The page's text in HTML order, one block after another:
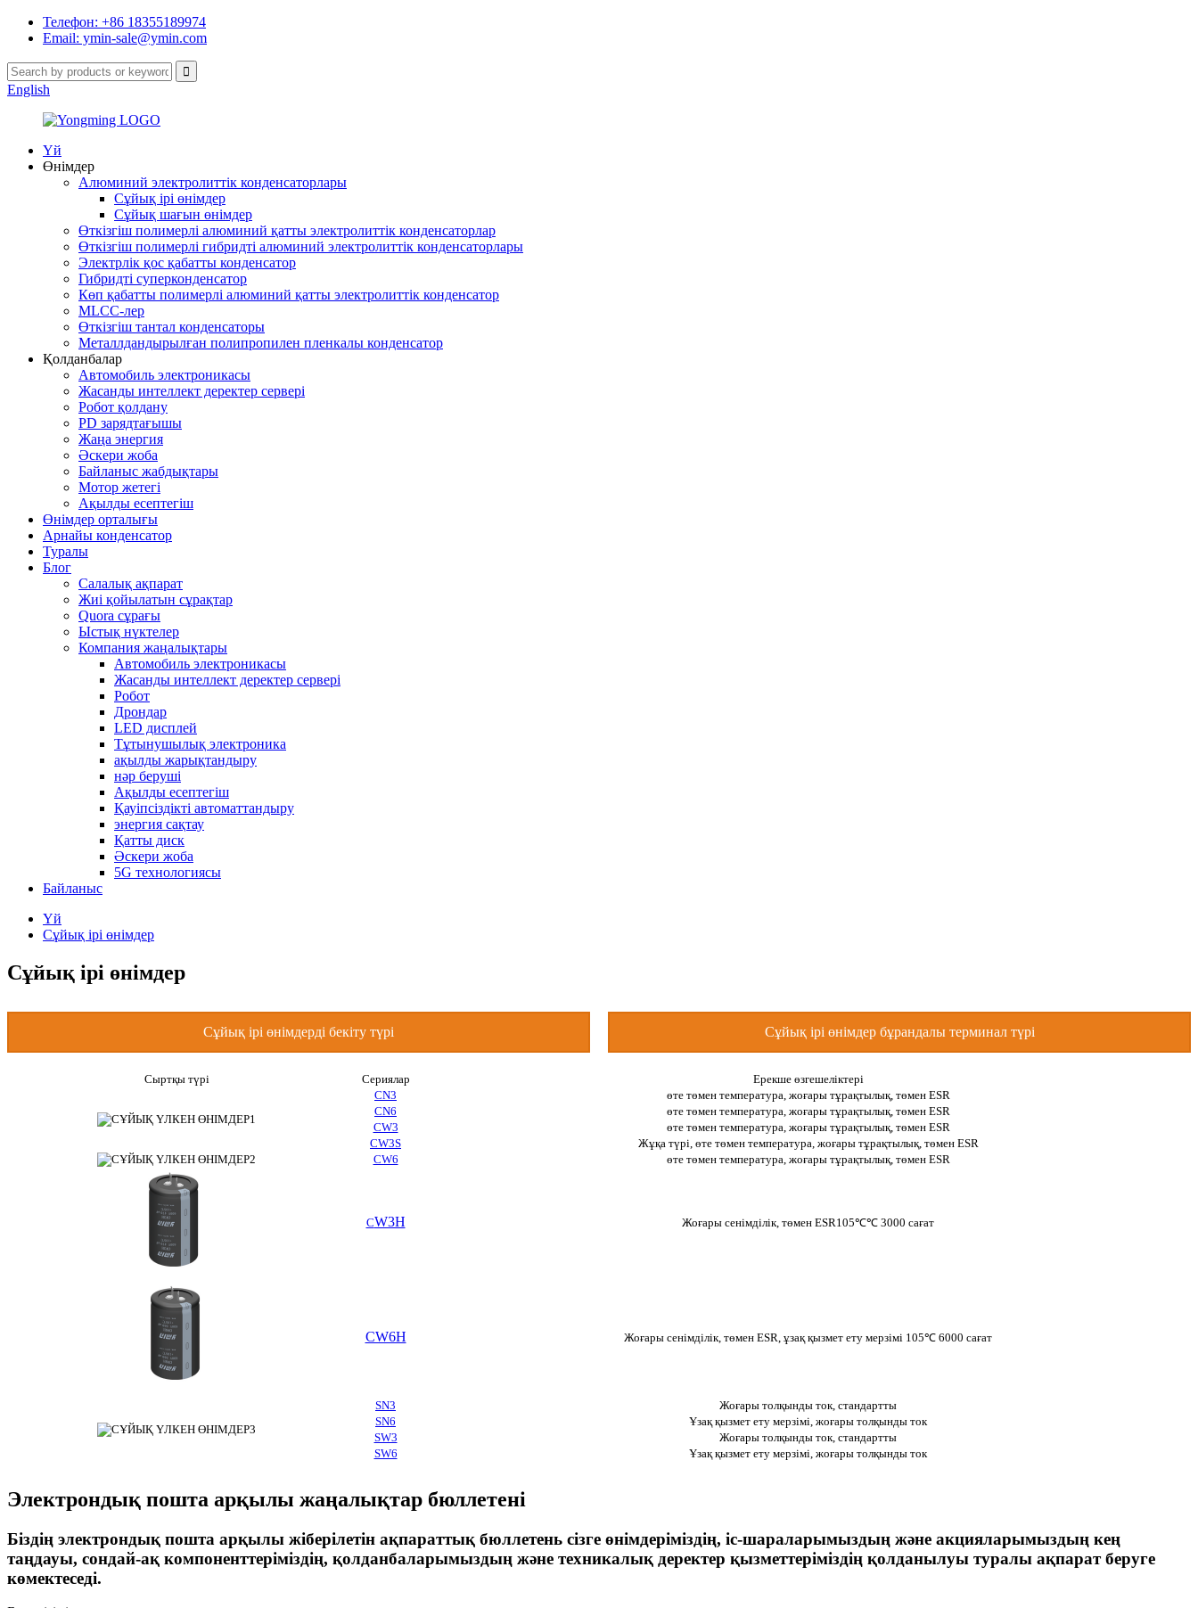
Телефон: +86 18355189974
Email: ymin-sale@ymin.com
English
Үй
Өнімдер
Алюминий электролиттік конденсаторлары
Сұйық ірі өнімдер
Сұйық шағын өнімдер
Өткізгіш полимерлі алюминий қатты электролиттік конденсаторлар
Өткізгіш полимерлі гибридті алюминий электролиттік конденсаторлары
Электрлік қос қабатты конденсатор
Гибридті суперконденсатор
Көп қабатты полимерлі алюминий қатты электролиттік конденсатор
MLCC-лер
Өткізгіш тантал конденсаторы
Металлдандырылған полипропилен пленкалы конденсатор
Қолданбалар
Автомобиль электроникасы
Жасанды интеллект деректер сервері
Робот қолдану
PD зарядтағышы
Жаңа энергия
Әскери жоба
Байланыс жабдықтары
Мотор жетегі
Ақылды есептегіш
Өнімдер орталығы
Арнайы конденсатор
Туралы
Блог
Салалық ақпарат
Жиі қойылатын сұрақтар
Quora сұрағы
Ыстық нүктелер
Компания жаңалықтары
Автомобиль электроникасы
Жасанды интеллект деректер сервері
Робот
Дрондар
LED дисплей
Тұтынушылық электроника
ақылды жарықтандыру
нәр беруші
Ақылды есептегіш
Қауіпсіздікті автоматтандыру
энергия сақтау
Қатты диск
Әскери жоба
5G технологиясы
Байланыс
Үй
Сұйық ірі өнімдер
Сұйық ірі өнімдер
Сұйық ірі өнімдерді бекіту түрі Сұйық ірі өнімдер бұрандалы терминал түрі
Сыртқы түрі Сериялар
Ерекше өзгешеліктері
CN3
өте төмен температура, жоғары тұрақтылық, төмен ESR
CN6
өте төмен температура, жоғары тұрақтылық, төмен ESR
CW3
өте төмен температура, жоғары тұрақтылық, төмен ESR
CW3S
Жұқа түрі, өте төмен температура, жоғары тұрақтылық, төмен ESR
CW6
өте төмен температура, жоғары тұрақтылық, төмен ESR
CW3H Жоғары сенімділік, төмен ESR105℃℃ 3000 сағат
CW6H Жоғары сенімділік, төмен ESR, ұзақ қызмет ету мерзімі 105℃ 6000 сағат
SN3
Жоғары толқынды ток, стандартты
SN6
Ұзақ қызмет ету мерзімі, жоғары толқынды ток
SW3
Жоғары толқынды ток, стандартты
SW6
Ұзақ қызмет ету мерзімі, жоғары толқынды ток
Электрондық пошта арқылы жаңалықтар бюллетені
Біздің электрондық пошта арқылы жіберілетін ақпараттық бюллетень сізге өнімдеріміздің, іс-шараларымыздың және акцияларымыздың кең
таңдауы, сондай-ақ компоненттеріміздің, қолданбаларымыздың және техникалық деректер қызметтеріміздің қолданылуы туралы ақпарат беруге
көмектеседі.